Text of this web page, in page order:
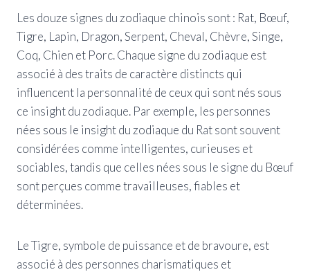
Les douze signes du zodiaque chinois sont : Rat, Bœuf,
Tigre, Lapin, Dragon, Serpent, Cheval, Chèvre, Singe,
Coq, Chien et Porc. Chaque signe du zodiaque est
associé à des traits de caractère distincts qui
influencent la personnalité de ceux qui sont nés sous
ce insight du zodiaque. Par exemple, les personnes
nées sous le insight du zodiaque du Rat sont souvent
considérées comme intelligentes, curieuses et
sociables, tandis que celles nées sous le signe du Bœuf
sont perçues comme travailleuses, fiables et
déterminées.
Le Tigre, symbole de puissance et de bravoure, est
associé à des personnes charismatiques et